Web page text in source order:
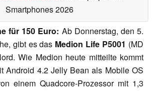
Smartphones 2026
für 150 Euro: Ab Donnerstag, den 5.
gibt es das Medion Life P5001 (MD
Wie Medion heute mitteilte kommt
Android 4.2 Jelly Bean als Mobile OS
einem Quadcore-Prozessor mit 1,3